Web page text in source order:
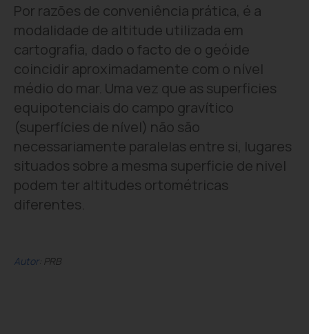
Por razões de conveniência prática, é a
modalidade de altitude utilizada em
cartografia, dado o facto de o geóide
coincidir aproximadamente com o nível
médio do mar. Uma vez que as superficies
equipotenciais do campo gravítico
(superfícies de nível) não são
necessariamente paralelas entre si, lugares
situados sobre a mesma superficie de nivel
podem ter altitudes ortométricas
diferentes.
Autor: PRB